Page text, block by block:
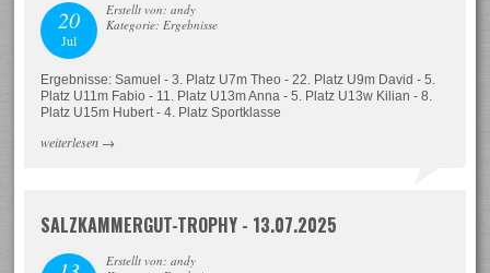
20
Jul
Erstellt von: andy
Kategorie: Ergebnisse
Ergebnisse: Samuel - 3. Platz U7m Theo - 22. Platz U9m David - 5.
Platz U11m Fabio - 11. Platz U13m Anna - 5. Platz U13w Kilian - 8.
Platz U15m Hubert - 4. Platz Sportklasse
weiterlesen →
SALZKAMMERGUT-TROPHY - 13.07.2025
Erstellt von: andy